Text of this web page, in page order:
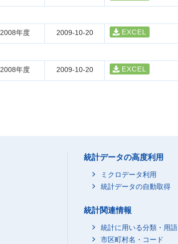
2008年度 2009-10-20 EXCEL
2008年度 2009-10-20 EXCEL
統計データの高度利用
ミクロデータ利用
統計データの自動取得
統計関連情報
統計に用いる分類・用語
市区町村名・コード